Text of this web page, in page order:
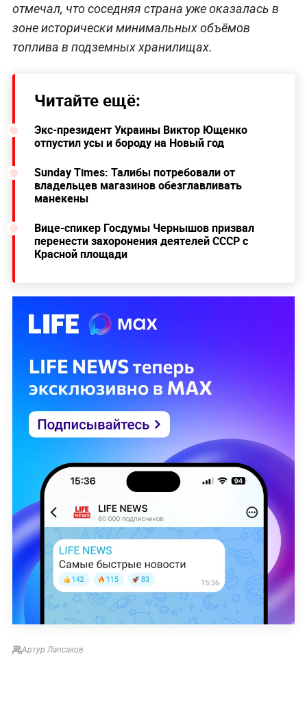
отмечал, что соседняя страна уже оказалась в
зоне исторически минимальных объёмов
топлива в подземных хранилищах.
Читайте ещё:
Экс-президент Украины Виктор Ющенко
отпустил усы и бороду на Новый год
Sunday Times: Талибы потребовали от
владельцев магазинов обезглавливать
манекены
Вице-спикер Госдумы Чернышов призвал
перенести захоронения деятелей СССР с
Красной площади
Артур Лапсаков